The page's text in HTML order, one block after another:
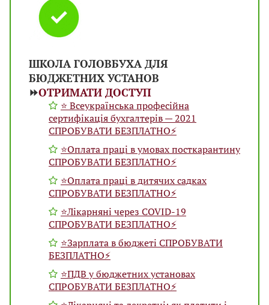
ШКОЛА ГОЛОВБУХА ДЛЯ
БЮДЖЕТНИХ УСТАНОВ
⏩ОТРИМАТИ ДОСТУП
⭐️ Всеукраїнська професійна
сертифікація бухгалтерів — 2021
СПРОБУВАТИ БЕЗПЛАТНО⚡️
⭐️Оплата праці в умовах посткарантину
СПРОБУВАТИ БЕЗПЛАТНО⚡️
⭐️Оплата праці в дитячих садках
СПРОБУВАТИ БЕЗПЛАТНО⚡️
⭐️Лікарняні через COVID-19
СПРОБУВАТИ БЕЗПЛАТНО⚡️
⭐️Зарплата в бюджеті СПРОБУВАТИ
БЕЗПЛАТНО⚡️
⭐️ПДВ у бюджетних установах
СПРОБУВАТИ БЕЗПЛАТНО⚡️